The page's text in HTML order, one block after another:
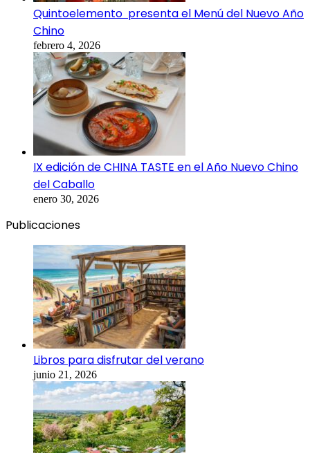
Quintoelemento presenta el Menú del Nuevo Año
Chino
febrero 4, 2026
IX edición de CHINA TASTE en el Año Nuevo Chino
del Caballo
enero 30, 2026
Publicaciones
Libros para disfrutar del verano
junio 21, 2026